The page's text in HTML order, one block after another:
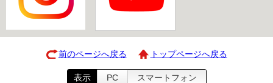
前のページへ戻る トップページへ戻る
表示 PC スマートフォン